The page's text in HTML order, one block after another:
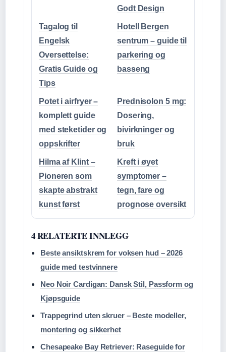
Godt Design
Tagalog til
Engelsk
Oversettelse:
Gratis Guide og
Tips
Hotell Bergen
sentrum – guide til
parkering og
basseng
Potet i airfryer –
komplett guide
med steketider og
oppskrifter
Prednisolon 5 mg:
Dosering,
bivirkninger og
bruk
Hilma af Klint –
Pioneren som
skapte abstrakt
kunst først
Kreft i øyet
symptomer –
tegn, fare og
prognose oversikt
4 RELATERTE INNLEGG
Beste ansiktskrem for voksen hud – 2026
guide med testvinnere
Neo Noir Cardigan: Dansk Stil, Passform og
Kjøpsguide
Trappegrind uten skruer – Beste modeller,
montering og sikkerhet
Chesapeake Bay Retriever: Raseguide for